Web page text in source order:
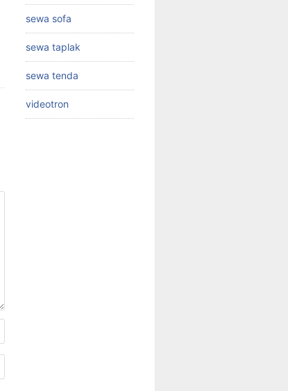
sewa sofa
sewa taplak
sewa tenda
videotron